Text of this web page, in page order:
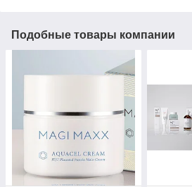
Подобные товары компании